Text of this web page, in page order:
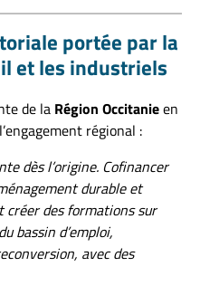
portée par la
et les industriels
de la Région Occitanieen
régional :
dès l’origine. Cofinancer
durable et
créer des formations sur
bassin d’emploi,
avec des